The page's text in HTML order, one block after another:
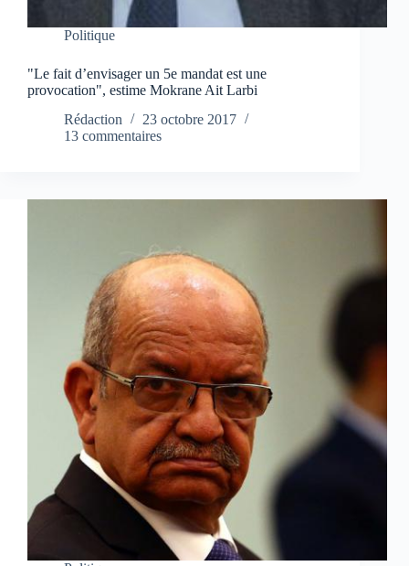
Politique
"Le fait d’envisager un 5e mandat est une
provocation", estime Mokrane Ait Larbi
Rédaction
23 octobre 2017
13 commentaires